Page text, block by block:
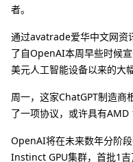
者。
通过avatrade爱华中文网资
了自OpenAI本周早些时候
美元人工智能设备以来的大
周一，这家ChatGPT制造商
了一项协议，或许具有AMD
OpenAI将在未来数年分阶
Instinct GPU集群，首批1吉